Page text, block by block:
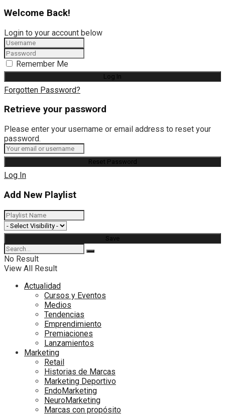
Welcome Back!
Login to your account below
Remember Me
Forgotten Password?
Retrieve your password
Please enter your username or email address to reset your
password.
Log In
Add New Playlist
No Result
View All Result
Actualidad
Cursos y Eventos
Medios
Tendencias
Emprendimiento
Premiaciones
Lanzamientos
Marketing
Retail
Historias de Marcas
Marketing Deportivo
EndoMarketing
NeuroMarketing
Marcas con propósito